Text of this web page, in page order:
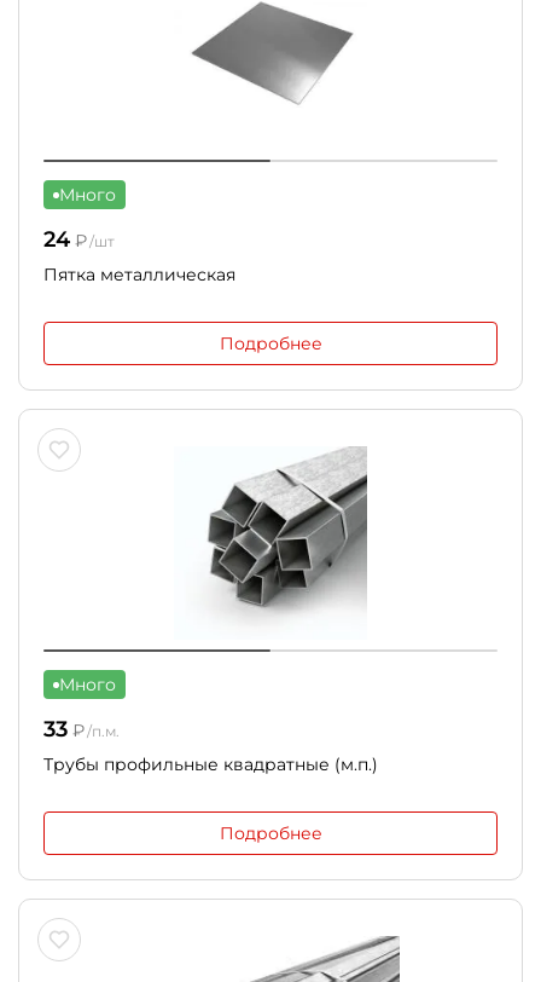
Много
24 ₽/шт
Пятка металлическая
Подробнее
Много
33 ₽/п.м.
Трубы профильные квадратные (м.п.)
Подробнее